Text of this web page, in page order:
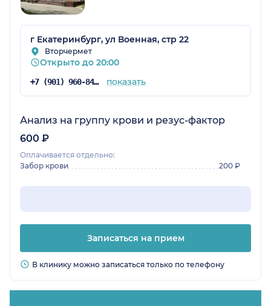
г Екатеринбург, ул Военная, стр 22
Вторчермет
Открыто до 20:00
+7 (901) 960-84-19 показать
Анализ на группу крови и резус-фактор
600 ₽
Оплачивается отдельно:
Забор крови
200 ₽
Записаться на прием
В клинику можно записаться только по телефону